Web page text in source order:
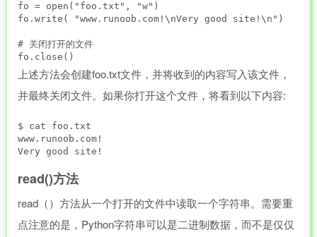
fo = open("foo.txt", "w")
fo.write( "www.runoob.com!\nVery good site!\n")
# 关闭打开的文件
上述方法会创建foo.txt文件，并将收到的内容写入该文件，
并最终关闭文件。如果你打开这个文件，将看到以下内容:
$ cat foo.txt
www.runoob.com!
read()方法
read（）方法从一个打开的文件中读取一个字符串。需要重
点注意的是，Python字符串可以是二进制数据，而不是仅仅